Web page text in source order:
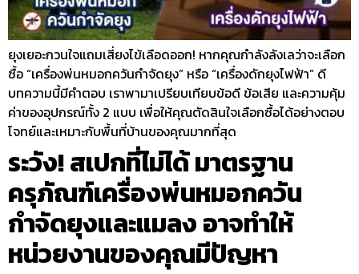
ยุงเยอะกวนใจแถมเสี่ยงไข้เลือดออก! หากคุณกำลังลังเลว่าจะเลือก
ซื้อ “เครื่องพ่นหมอกควันกำจัดยุง” หรือ “เครื่องดักยุงไฟฟ้า” ดี
บทความนี้มีคำตอบ เราพามาเปรียบเทียบข้อดี ข้อเสีย และความคุ้ม
ค่าของอุปกรณ์ทั้ง 2 แบบ เพื่อให้คุณตัดสินใจเลือกซื้อได้อย่างตอบ
โจทย์และเหมาะกับพื้นที่บ้านของคุณมากที่สุด
ระวัง! สเปกที่ไม่ได้ มาตรฐาน
ครุภัณฑ์เครื่องพ่นหมอกควัน
กำจัดยุงและแมลง อาจทำให้
หน่วยงานของคุณมีปัญหา